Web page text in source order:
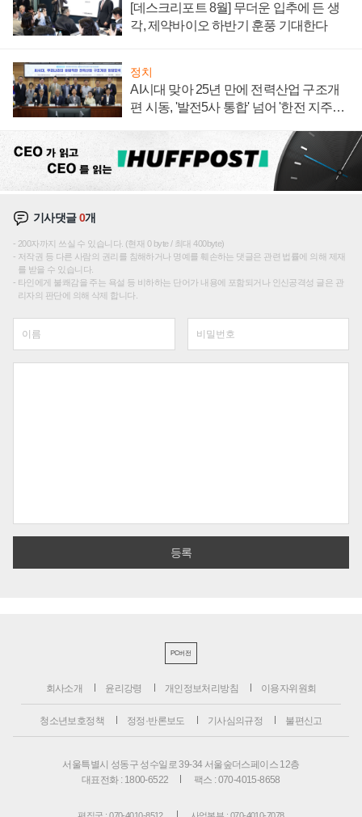
[데스크리포트 8월] 무더운 입추에 든 생
각, 제약바이오 하반기 훈풍 기대한다
정치
AI시대 맞아 25년 만에 전력산업 구조개
편 시동, '발전5사 통합' 넘어 '한전 지주사'
기사댓글0개
200자까지 쓰실 수 있습니다. (현재 0 byte / 최대 400byte)
저작권 등 다른 사람의 권리를 침해하거나 명예를 훼손하는 댓글은 관련 법률에 의해 제재
를 받을 수 있습니다.
타인에게 불쾌감을 주는 욕설 등 비하하는 단어가 내용에 포함되거나 인신공격성 글은 관
리자의 판단에 의해 삭제 합니다.
PC버전
회사소개 윤리강령 개인정보처리방침 이용자위원회
청소년보호정책 정정·반론보도 기사심의규정 불편신고
서울특별시 성동구 성수일로 39-34 서울숲더스페이스 12층
대표전화 : 1800-6522
팩스 : 070-4015-8658